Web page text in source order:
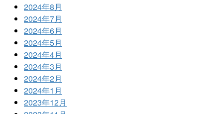
2024年8月
2024年7月
2024年6月
2024年5月
2024年4月
2024年3月
2024年2月
2024年1月
2023年12月